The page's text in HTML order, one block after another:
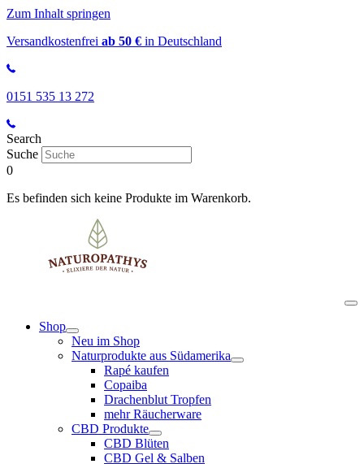
Zum Inhalt springen
Versandkostenfrei ab 50 € in Deutschland
0151 535 13 272
Search
Suche
0
Es befinden sich keine Produkte im Warenkorb.
Shop
Neu im Shop
Naturprodukte aus Südamerika
Rapé kaufen
Copaiba
Drachenblut Tropfen
mehr Räucherware
CBD Produkte
CBD Blüten
CBD Gel & Salben